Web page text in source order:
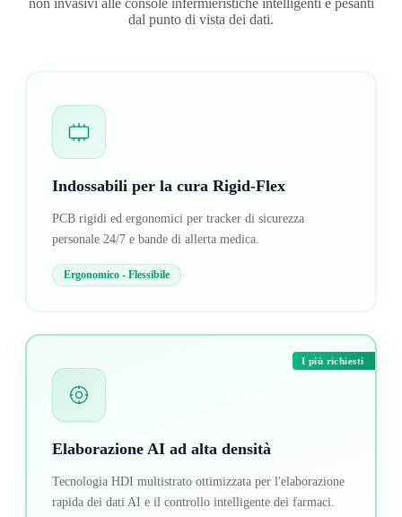
non invasivi alle console infermieristiche intelligenti e pesanti
dal punto di vista dei dati.
Indossabili per la cura Rigid-Flex
PCB rigidi ed ergonomici per tracker di sicurezza
personale 24/7 e bande di allerta medica.
Ergonomico - Flessibile
Elaborazione AI ad alta densità
Tecnologia HDI multistrato ottimizzata per l'elaborazione
rapida dei dati AI e il controllo intelligente dei farmaci.
I più richiesti